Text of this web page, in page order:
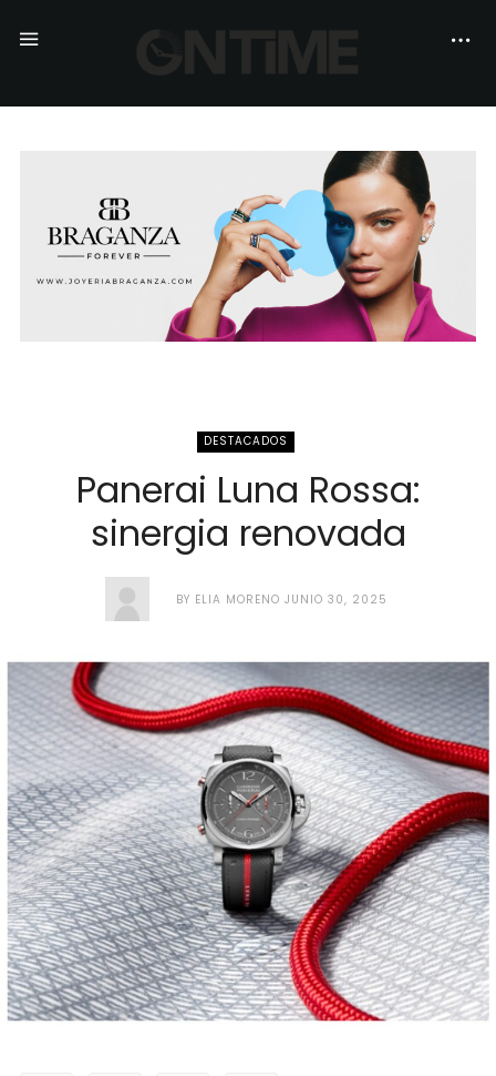
DESTACADOS
Panerai Luna Rossa:
sinergia renovada
BY ELIA MORENO JUNIO 30, 2025